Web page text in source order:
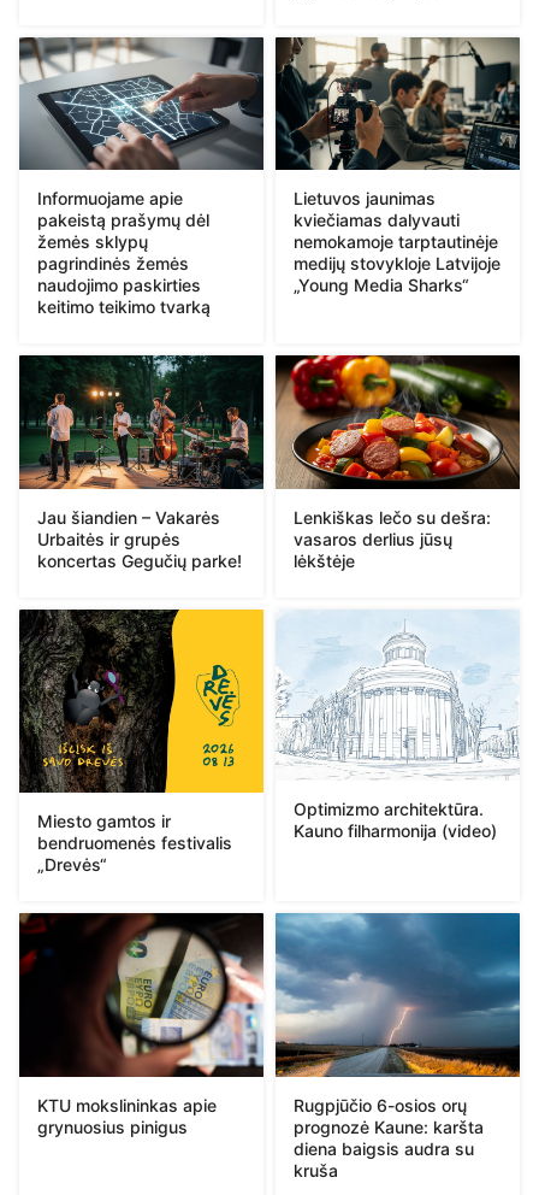
Informuojame apie
pakeistą prašymų dėl
žemės sklypų
pagrindinės žemės
naudojimo paskirties
keitimo teikimo tvarką
Lietuvos jaunimas
kviečiamas dalyvauti
nemokamoje tarptautinėje
medijų stovykloje Latvijoje
„Young Media Sharks“
Jau šiandien – Vakarės
Urbaitės ir grupės
koncertas Gegučių parke!
Lenkiškas lečo su dešra:
vasaros derlius jūsų
lėkštėje
Miesto gamtos ir
bendruomenės festivalis
„Drevės“
Optimizmo architektūra.
Kauno filharmonija (video)
KTU mokslininkas apie
grynuosius pinigus
Rugpjūčio 6-osios orų
prognozė Kaune: karšta
diena baigsis audra su
kruša